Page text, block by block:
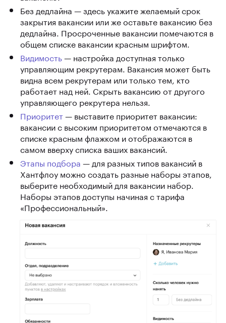
Без дедлайна — здесь укажите желаемый срок
закрытия вакансии или же оставьте вакансию без
дедлайна. Просроченные вакансии помечаются в
общем списке вакансии красным шрифтом.
Видимость— настройка доступная только
управляющим рекрутерам. Вакансия может быть
видна всем рекрутерам или только тем, кто
работает над ней. Скрыть вакансию от другого
управляющего рекрутера нельзя.
Приоритет— выставите приоритет вакансии:
вакансии с высоким приоритетом отмечаются в
списке красным флажком и отображаются в
самом вверху списка ваших вакансий.
Этапы подбора — для разных типов вакансий в
Хантфлоу можно создать разные наборы этапов,
выберите необходимый для вакансии набор.
Наборы этапов доступы начиная с тарифа
«Профессиональный».